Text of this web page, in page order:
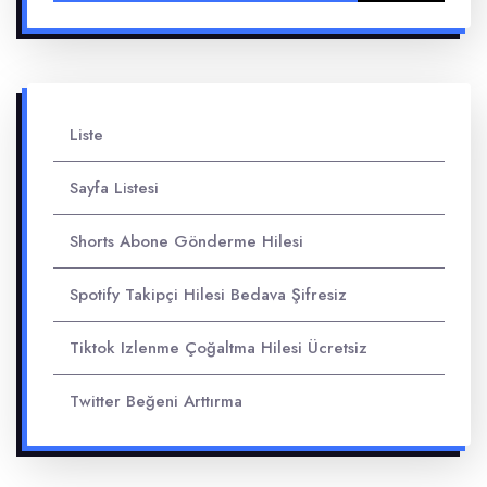
Liste
Sayfa Listesi
Shorts Abone Gönderme Hilesi
Spotify Takipçi Hilesi Bedava Şifresiz
Tiktok Izlenme Çoğaltma Hilesi Ücretsiz
Twitter Beğeni Arttırma